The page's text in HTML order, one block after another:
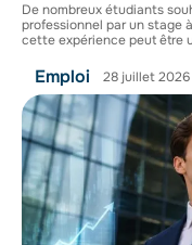
De nombreux étudiants
professionnel par un stage
cette expérience peut être
Emploi 28 juillet 2026